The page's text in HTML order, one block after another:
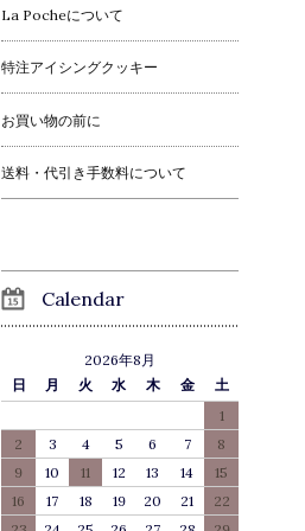
La Pocheについて
特注アイシングクッキー
お買い物の前に
送料・代引き手数料について
Calendar
2026年8月
日
月 火 水 木 金
土
1
2
3 4 5 6 7
8
9
10 11 12 13 14
15
16
17 18 19 20 21
22